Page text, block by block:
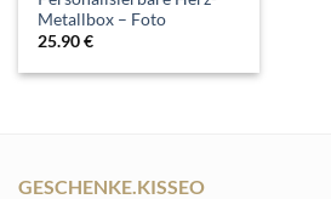
Metallbox – Foto
25.90€
GESCHENKE.KISSEO